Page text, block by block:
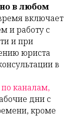
в любом
включает
и работу с
и при
юриста
в
по каналам,
дни с
кроме